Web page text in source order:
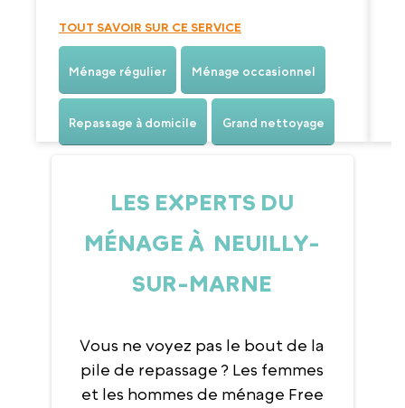
TOUT SAVOIR SUR CE SERVICE
Ménage régulier Ménage occasionnel
Repassage à domicile Grand nettoyage
LES EXPERTS DU
MÉNAGE À NEUILLY-
SUR-MARNE
Vous ne voyez pas le bout de la
pile de repassage ? Les femmes
et les hommes de ménage Free